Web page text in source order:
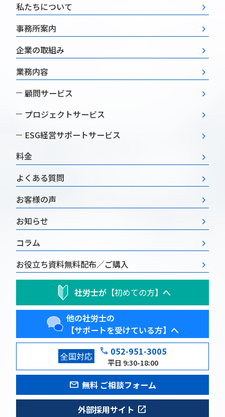
私たちについて
事務所案内
企業の取組み
業務内容
顧問サービス
プロジェクトサービス
ESG経営サポートサービス
料金
よくある質問
お客様の声
お知らせ
コラム
お役立ち資料無料配布／ご購入
社労士が【初めての方】 へ
他の社労士の
【サポートを受けている方】へ
全国対応 phone 052-951-3005
平日 9:30-18:00
mail 無料 ご相談フォーム
外部採用サイト open_in_new